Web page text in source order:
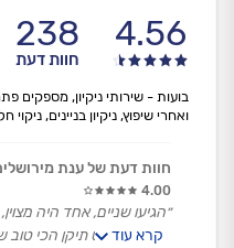
4.56
238
חוות דעת
בועות - שירותי ניקיון, מספקים
ואחרי שיפוץ, ניקיון בניינים,
חוות דעת של ענת
4.00
״הגיעו שניים, אחד היה
גם כשפיספס תיקן הכי
קרא עוד